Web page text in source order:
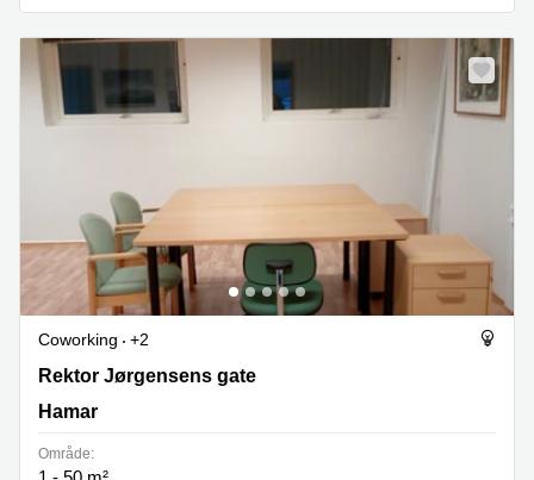
Coworking
+2
Rektor Jørgensens gate 3, Hamar
Rektor Jørgensens gate
Hamar
Område: